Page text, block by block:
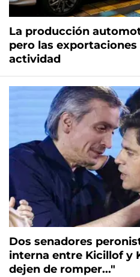
La producción
pero las
actividad
Dos senadores
interna entre Kicillof y
dejen de romper..."